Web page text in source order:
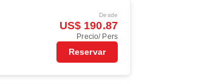
Desde
US$ 190.87
Precio/ Pers
Reservar